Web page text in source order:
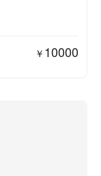
￥ 10000